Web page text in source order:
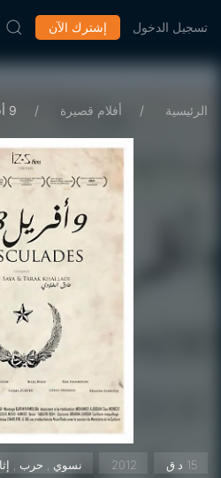
إشترك الآن تسجيل الدخول
الرئيسية أفلام قصيرة
2012 نسوي , حرب , إثارة